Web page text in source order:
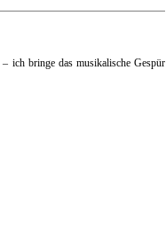
– ich bringe das musikalische Gespür